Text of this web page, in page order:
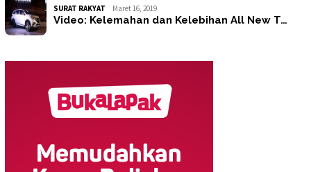
SURAT RAKYAT Maret 16, 2019
Video: Kelemahan dan Kelebihan All New T…